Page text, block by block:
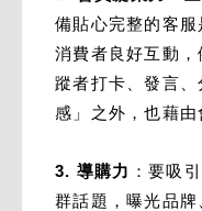
備貼心完整的客
消費者良好互動
蹤者打卡、發言
感」之外，也藉由
3. 導購力 ：要吸
群話題，曝光品